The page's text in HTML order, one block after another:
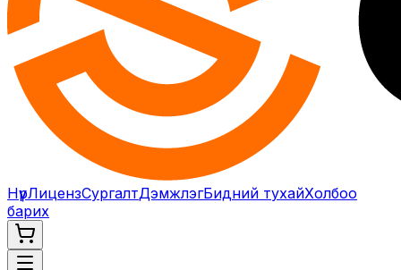
НүүрЛицензСургалтДэмжлэгБидний тухайХолбоо
барих